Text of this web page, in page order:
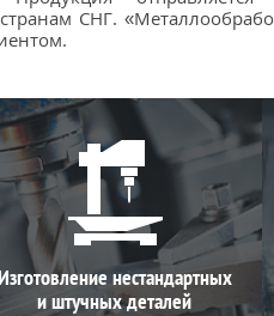
СНГ.
нестандартных
и штучных деталей